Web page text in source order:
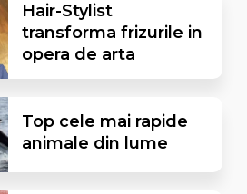
Hair-Stylist
transforma frizurile in
opera de arta
Top cele mai rapide
animale din lume